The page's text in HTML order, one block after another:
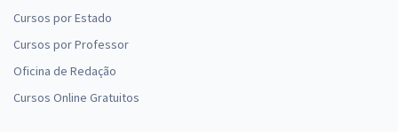
Cursos por Estado
Cursos por Professor
Oficina de Redação
Cursos Online Gratuitos